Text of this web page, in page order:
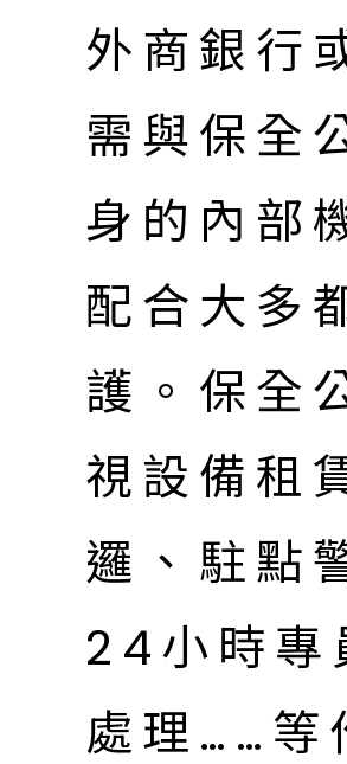
外商銀行
需與保全
身的內部
配合大多
護。保全
視設備租
邏、駐點
24小時專
處理……等